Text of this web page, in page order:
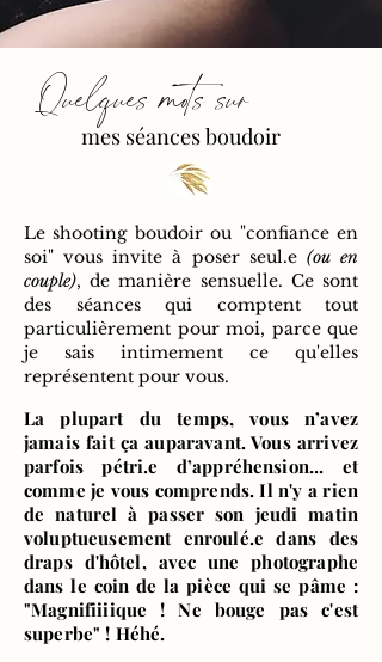
Quelques mots sur
mes séances boudoir
Le shooting boudoir ou "confiance en
soi"vous invite à poser seul.e (ou en
couple), de manière sensuelle. Ce sont
des séances qui comptent tout
particulièrement pour moi, parce que
je sais intimement ce qu'elles
représentent pour vous.
La plupart du temps, vous n’avez
jamais fait ça auparavant. Vous arrivez
parfois pétri.e d’appréhension... et
comme je vous comprends. Il n'y a rien
de naturel à passer son jeudi matin
voluptueusement enroulé.e dans des
draps d'hôtel, avec une photographe
dans le coin de la pièce qui se pâme :
"Magnifiiiique ! Ne bouge pas c'est
superbe" ! Héhé.